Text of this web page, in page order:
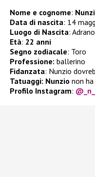
Nome e cognome:
Data di nascita: 14
Luogo di Nascita:
Età: 22 anni
Segno zodiacale: Toro
Professione: ballerino
Fidanzata: Nunzio
Tatuaggi: Nunzio non
Profilo Instagram: